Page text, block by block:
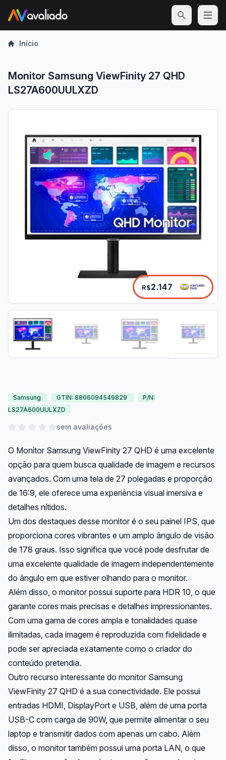
Open
Início
Monitor Samsung ViewFinity 27 QHD
LS27A600UULXZD
R$2.147
Samsung GTIN: 8806094549829
P/N:
LS27A600UULXZD
sem avaliações
O Monitor Samsung ViewFinity 27 QHD é uma excelente
opção para quem busca qualidade de imagem e recursos
avançados. Com uma tela de 27 polegadas e proporção
de 16:9, ele oferece uma experiência visual imersiva e
detalhes nítidos.
Um dos destaques desse monitor é o seu painel IPS, que
proporciona cores vibrantes e um amplo ângulo de visão
de 178 graus. Isso significa que você pode desfrutar de
uma excelente qualidade de imagem independentemente
do ângulo em que estiver olhando para o monitor.
Além disso, o monitor possui suporte para HDR 10, o que
garante cores mais precisas e detalhes impressionantes.
Com uma gama de cores ampla e tonalidades quase
ilimitadas, cada imagem é reproduzida com fidelidade e
pode ser apreciada exatamente como o criador do
conteúdo pretendia.
Outro recurso interessante do monitor Samsung
ViewFinity 27 QHD é a sua conectividade. Ele possui
entradas HDMI, DisplayPort e USB, além de uma porta
USB-C com carga de 90W, que permite alimentar o seu
laptop e transmitir dados com apenas um cabo. Além
disso, o monitor também possui uma porta LAN, o que